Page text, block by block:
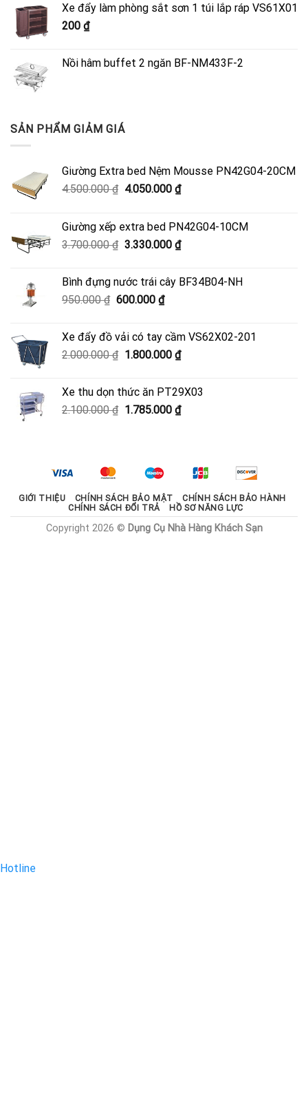
4.500.000 ₫.là:
Xe đẩy làm phòng sắt sơn 1 túi lắp ráp VS61X01
200 ₫
Nồi hâm buffet 2 ngăn BF-NM433F-2
SẢN PHẨM GIẢM GIÁ
Giường Extra bed Nệm Mousse PN42G04-20CM
4.500.000₫ Giá
4.500.000 ₫.
4.050.000 ₫Giá
là:
4.050.000 ₫.
Giường xếp extra bed PN42G04-10CM
3.700.000₫ Giá
3.700.000 ₫.
3.330.000 ₫Giá
là:
Bình đựng nước trái cây BF34B04-NH
950.000₫ Giá
950.000 ₫.
600.000 ₫Giá
là:
600.000 ₫.
Xe đẩy đồ vải có tay cầm VS62X02-201
2.000.000₫ Giá
2.000.000 ₫.
1.800.000 ₫Giá
là:
1.800.000 ₫.
Xe thu dọn thức ăn PT29X03
2.100.000₫ Giá
1.785.000 ₫Giá
1.785.000 ₫.
GIỚI THIỆU CHÍNH SÁCH BẢO MẬT
CHÍNH SÁCH BẢO HÀNH
CHÍNH SÁCH ĐỔI TRẢ
HỒ SƠ NĂNG LỰC
Copyright 2026 © Dụng Cụ Nhà Hàng Khách Sạn
Hotline